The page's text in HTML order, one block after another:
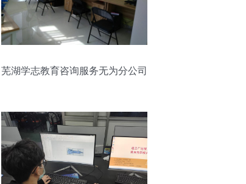
芜湖学志教育咨询服务无为分公司